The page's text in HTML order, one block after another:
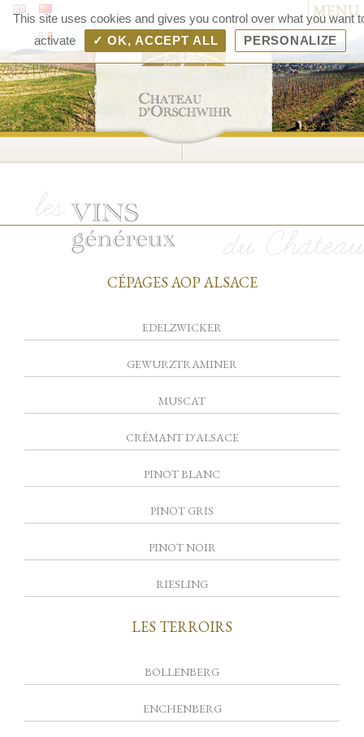
–
MENU
CÉPAGES AOP ALSACE
EDELZWICKER
GEWURZTRAMINER
MUSCAT
CRÉMANT D'ALSACE
PINOT BLANC
PINOT GRIS
PINOT NOIR
RIESLING
LES TERROIRS
BOLLENBERG
ENCHENBERG
This site uses cookies and gives you control over what you want
activate
✓ OK, ACCEPT ALL PERSONALIZE